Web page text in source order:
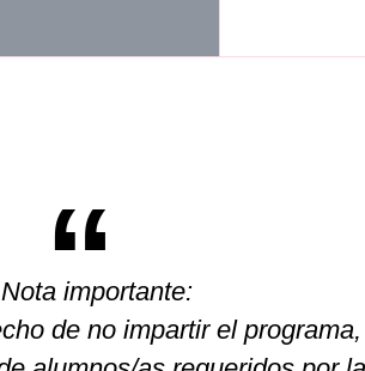
importante:
de no impartir el